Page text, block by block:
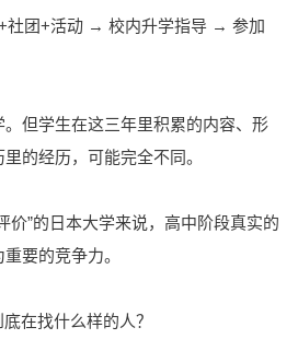
社团+活动 → 校内升学指导 → 参加
但学生在这三年里积累的内容、形
的经历，可能完全不同。
价”的日本大学来说，高中阶段真实的
要的竞争力。
在找什么样的人？